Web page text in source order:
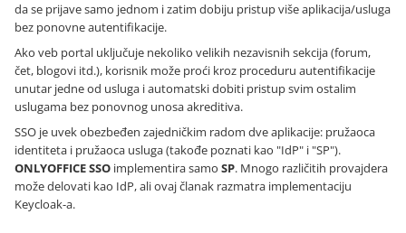
da se prijave samo jednom i zatim dobiju pristup više aplikacija/usluga
bez ponovne autentifikacije.
Ako veb portal uključuje nekoliko velikih nezavisnih sekcija (forum,
čet, blogovi itd.), korisnik može proći kroz proceduru autentifikacije
unutar jedne od usluga i automatski dobiti pristup svim ostalim
uslugama bez ponovnog unosa akreditiva.
SSO je uvek obezbeđen zajedničkim radom dve aplikacije: pružaoca
identiteta i pružaoca usluga (takođe poznati kao "IdP" i "SP").
ONLYOFFICE SSO implementira samo SP. Mnogo različitih provajdera
može delovati kao IdP, ali ovaj članak razmatra implementaciju
Keycloak-a.